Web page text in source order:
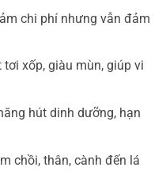
chi phí nhưng vẫn đảm
xốp, giàu mùn, giúp vi
hút dinh dưỡng, hạn
chồi, thân, cành đến lá